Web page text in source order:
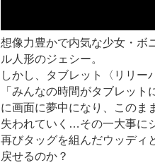
想像力豊かで内気な少女・ボ
ル人形のジェシー。
しかし、タブレット〈リリー
「みんなの時間がタブレッ
に画面に夢中になり、このま
失われていく…その一大事に
再びタッグを組んだウッディ
戻せるのか？